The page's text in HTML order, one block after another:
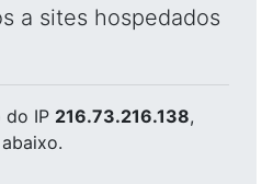
a sites hospedados
do IP 216.73.216.138,